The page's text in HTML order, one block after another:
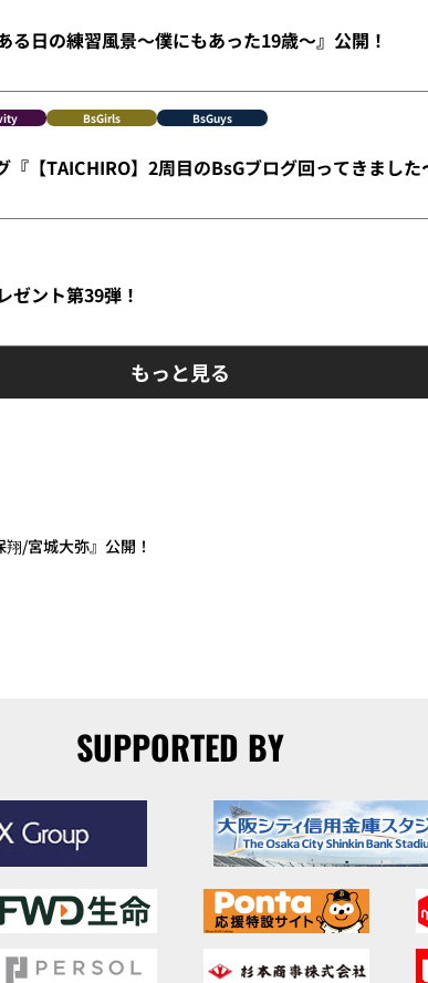
る日の練習風景～僕にもあった19歳～』公開！
BsGirls BsGuys
『【TAICHIRO】2周目のBsGブログ回ってきました
ゼント第39弾！
もっと見る
翔/宮城大弥』公開！
SUPPORTED BY